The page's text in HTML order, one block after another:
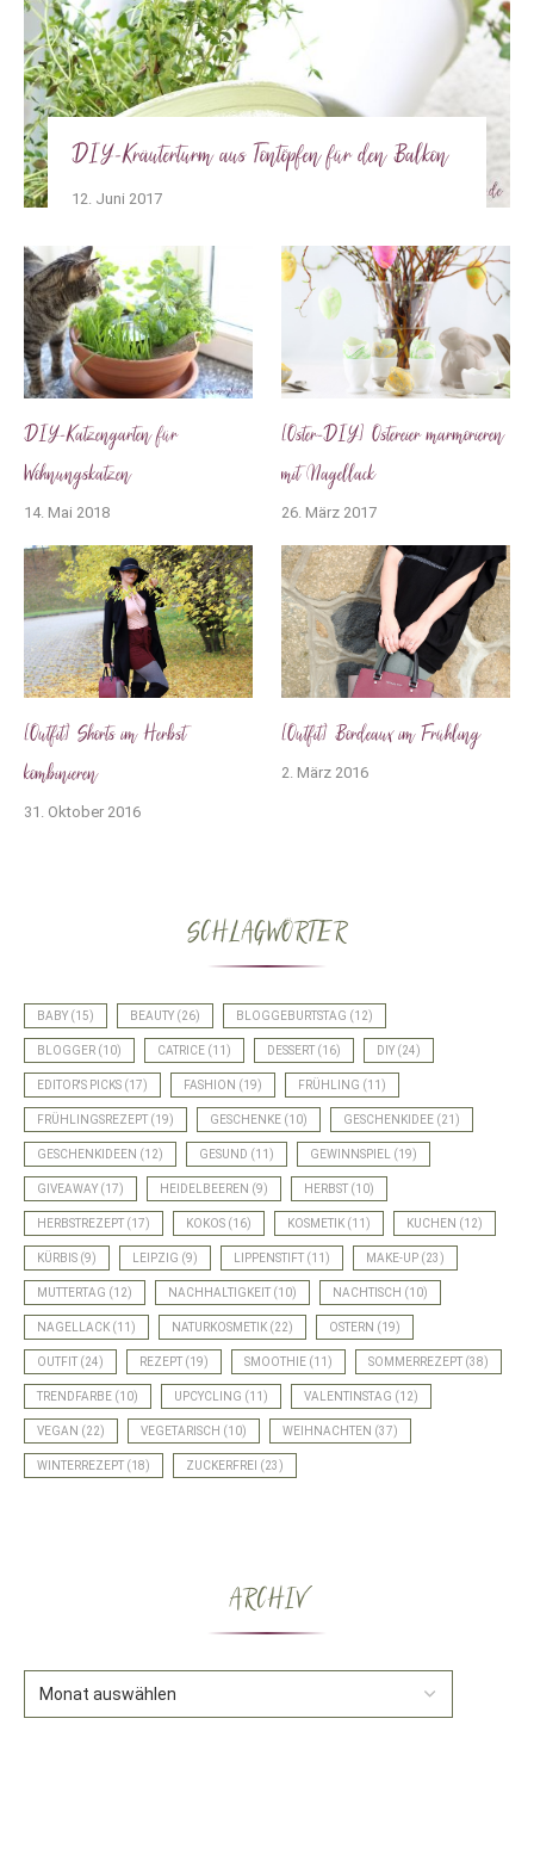
DIY-Kräuterturm aus Tontöpfen für den Balkon
12. Juni 2017
DIY-Katzengarten für
Wohnungskatzen
14. Mai 2018
[Oster-DIY] Ostereier marmorieren
mit Nagellack
26. März 2017
[Outfit] Shorts im Herbst
kombinieren
31. Oktober 2016
[Outfit] Bordeaux im Frühling
2. März 2016
SCHLAGWÖRTER
BABY (15) BEAUTY (26) BLOGGEBURTSTAG (12)
BLOGGER (10) CATRICE (11) DESSERT (16) DIY (24)
EDITOR'S PICKS (17) FASHION (19) FRÜHLING (11)
FRÜHLINGSREZEPT (19) GESCHENKE (10) GESCHENKIDEE (21)
GESCHENKIDEEN (12) GESUND (11) GEWINNSPIEL (19)
GIVEAWAY (17) HEIDELBEEREN (9) HERBST (10)
HERBSTREZEPT (17) KOKOS (16) KOSMETIK (11) KUCHEN (12)
KÜRBIS (9) LEIPZIG (9) LIPPENSTIFT (11) MAKE-UP (23)
MUTTERTAG (12) NACHHALTIGKEIT (10) NACHTISCH (10)
NAGELLACK (11) NATURKOSMETIK (22) OSTERN (19)
OUTFIT (24) REZEPT (19) SMOOTHIE (11) SOMMERREZEPT (38)
TRENDFARBE (10) UPCYCLING (11) VALENTINSTAG (12)
VEGAN (22) VEGETARISCH (10) WEIHNACHTEN (37)
WINTERREZEPT (18) ZUCKERFREI (23)
ARCHIV